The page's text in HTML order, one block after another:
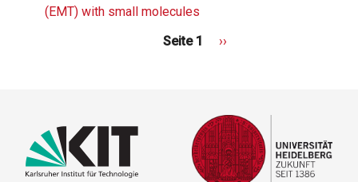
(EMT) with small molecules
Seite 1
Nächste
››